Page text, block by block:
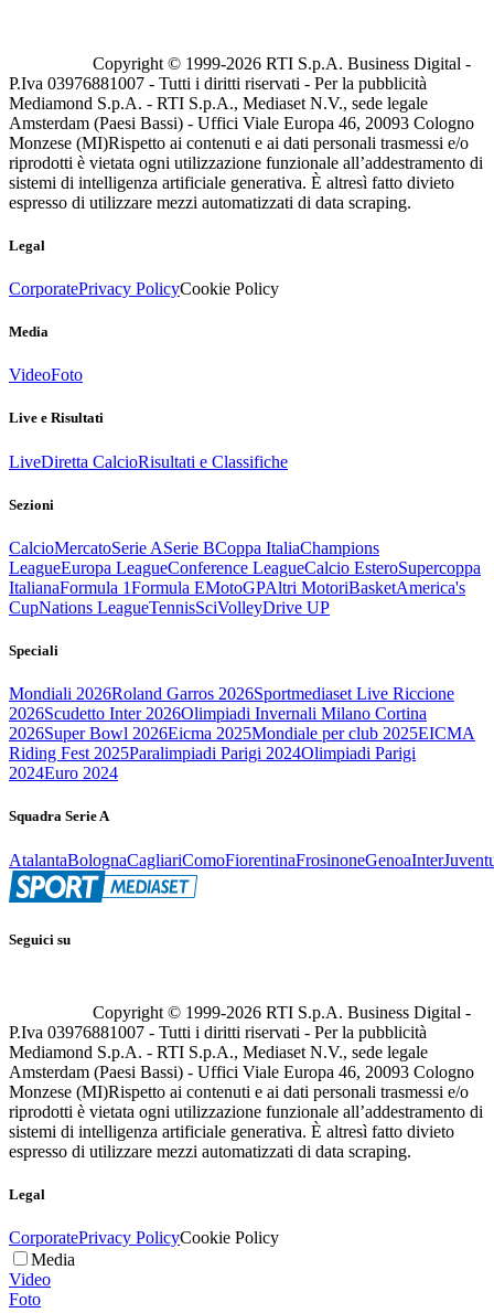
Copyright © 1999-2026 RTI S.p.A. Business Digital -
P.Iva 03976881007 - Tutti i diritti riservati - Per la pubblicità
Mediamond S.p.A. - RTI S.p.A., Mediaset N.V., sede legale
Amsterdam (Paesi Bassi) - Uffici Viale Europa 46, 20093 Cologno
Monzese (MI)Rispetto ai contenuti e ai dati personali trasmessi e/o
riprodotti è vietata ogni utilizzazione funzionale all’addestramento di
sistemi di intelligenza artificiale generativa. È altresì fatto divieto
espresso di utilizzare mezzi automatizzati di data scraping.
Legal
CorporatePrivacy PolicyCookie Policy
Media
VideoFoto
Live e Risultati
LiveDiretta CalcioRisultati e Classifiche
Sezioni
CalcioMercatoSerie ASerie BCoppa ItaliaChampions
LeagueEuropa LeagueConference LeagueCalcio EsteroSupercoppa
ItalianaFormula 1Formula EMotoGPAltri MotoriBasketAmerica's
CupNations LeagueTennisSciVolleyDrive UP
Speciali
Mondiali 2026Roland Garros 2026Sportmediaset Live Riccione
2026Scudetto Inter 2026Olimpiadi Invernali Milano Cortina
2026Super Bowl 2026Eicma 2025Mondiale per club 2025EICMA
Riding Fest 2025Paralimpiadi Parigi 2024Olimpiadi Parigi
2024Euro 2024
Squadra Serie A
AtalantaBolognaCagliariComoFiorentinaFrosinoneGenoaInter
Seguici su
Copyright © 1999-2026 RTI S.p.A. Business Digital -
P.Iva 03976881007 - Tutti i diritti riservati - Per la pubblicità
Mediamond S.p.A. - RTI S.p.A., Mediaset N.V., sede legale
Amsterdam (Paesi Bassi) - Uffici Viale Europa 46, 20093 Cologno
Monzese (MI)Rispetto ai contenuti e ai dati personali trasmessi e/o
riprodotti è vietata ogni utilizzazione funzionale all’addestramento di
sistemi di intelligenza artificiale generativa. È altresì fatto divieto
espresso di utilizzare mezzi automatizzati di data scraping.
Legal
CorporatePrivacy PolicyCookie Policy
Media
Video
Foto